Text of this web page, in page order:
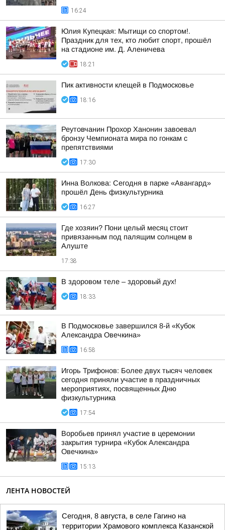
16:24
Юлия Купецкая: Мытищи со спортом!.
Праздник для тех, кто любит спорт, прошёл
на стадионе им. Д. Аленичева
18:21
Пик активности клещей в Подмосковье
18:16
Реутовчанин Прохор Ханонин завоевал
бронзу Чемпионата мира по гонкам с
препятствиями
17:30
Инна Волкова: Сегодня в парке «Авангард»
прошёл День физкультурника
16:27
Где хозяин? Пони целый месяц стоит
привязанным под палящим солнцем в
Алуште
17:38
В здоровом теле – здоровый дух!
18:33
В Подмосковье завершился 8-й «Кубок
Александра Овечкина»
16:58
Игорь Трифонов: Более двух тысяч человек
сегодня приняли участие в праздничных
мероприятиях, посвященных Дню
физкультурника
17:54
Воробьев принял участие в церемонии
закрытия турнира «Кубок Александра
Овечкина»
15:13
ЛЕНТА НОВОСТЕЙ
Сегодня, 8 августа, в селе Гагино на
территории Храмового комплекса Казанской